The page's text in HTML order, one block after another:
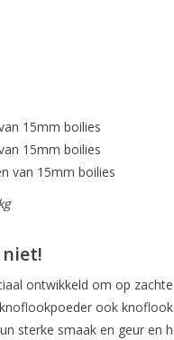
15mm boilies
15mm boilies
van 15mm boilies
ontwikkeld om op
ook
sterke smaak en geur en